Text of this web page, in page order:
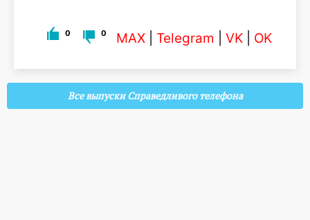
0 0 MAX Telegram VK OK
Все выпуски Справедливого телефона